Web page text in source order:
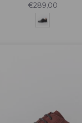
€289,00